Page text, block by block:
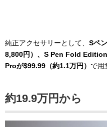
純正アクセサリーとして、 Sペ
8,800円）、S Pen Fold
Proが$99.99（約1.1万円） で用
約19.9万円から